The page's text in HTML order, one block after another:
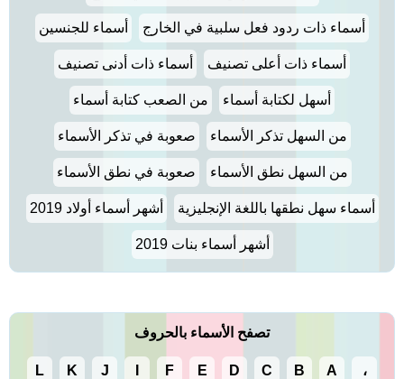
أسماء ذات ردود فعل سلبية في الخارج أسماء للجنسين
أسماء ذات أعلى تصنيف أسماء ذات أدنى تصنيف
أسهل لكتابة أسماء من الصعب كتابة أسماء
من السهل تذكر الأسماء صعوبة في تذكر الأسماء
من السهل نطق الأسماء صعوبة في نطق الأسماء
أسماء سهل نطقها باللغة الإنجليزية أشهر أسماء أولاد 2019
أشهر أسماء بنات 2019
تصفح الأسماء بالحروف
، A
B
C
D
E
F
J
K
L